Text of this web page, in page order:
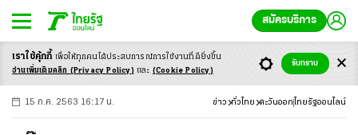
สมัครบริการ
-ก ก ก+
15 ก.ค. 2563 16:17 น. ข่าว ทั่วไทย ตะวันออก ไทยรัฐออนไลน์
เราใช้คุ้กกี้ เพื่อให้ทุกคนได้ประสบการณ์การใช้งานที่ดียิ่งขึ้น
อ่านเพิ่มเติมคลิก (Privacy Policy) และ (Cookie Policy)
รับทราบ